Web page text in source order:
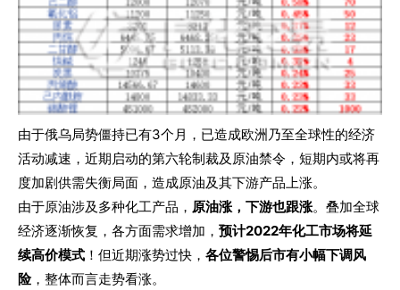
由于俄乌局势僵持已有3个月，已造成欧洲乃至全球性的经济
活动减速，近期启动的第六轮制裁及原油禁令，短期内或将再
度加剧供需失衡局面，造成原油及其下游产品上涨。
由于原油涉及多种化工产品， 原油涨，下游也跟涨。叠加全球
经济逐渐恢复，各方面需求增加， 预计2022年化工市场将延
续高价模式 ！但近期涨势过快， 各位警惕后市有小幅下调风
险，整体而言走势看涨。